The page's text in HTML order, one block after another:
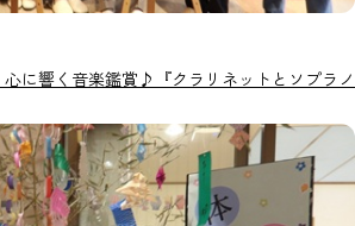
心に響く音楽鑑賞♪『クラリネットとソプラノ